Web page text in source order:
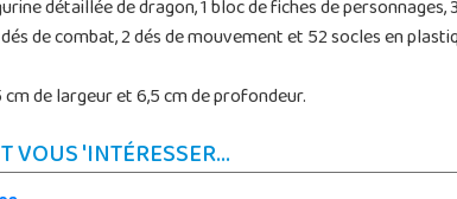
détaillée de dragon, 1 bloc de fiches de personnages,
de combat, 2 dés de mouvement et 52 socles en
de largeur et 6,5 cm de profondeur.
VOUS 'INTÉRESSER...